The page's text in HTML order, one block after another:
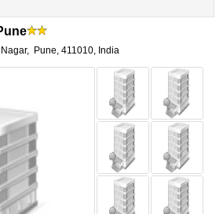
, Pune,411010, India